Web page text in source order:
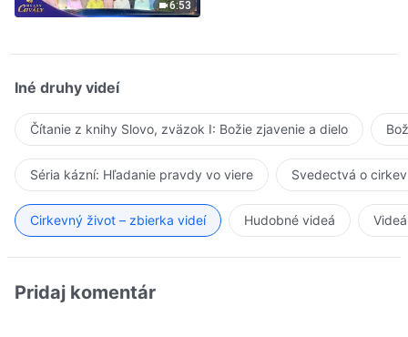
6:53
Iné druhy videí
Čítanie z knihy Slovo, zväzok I: Božie zjavenie a dielo
Séria kázní: Hľadanie pravdy vo viere Svedectvá o
Cirkevný život – zbierka videí Hudobné videá
Pridaj komentár